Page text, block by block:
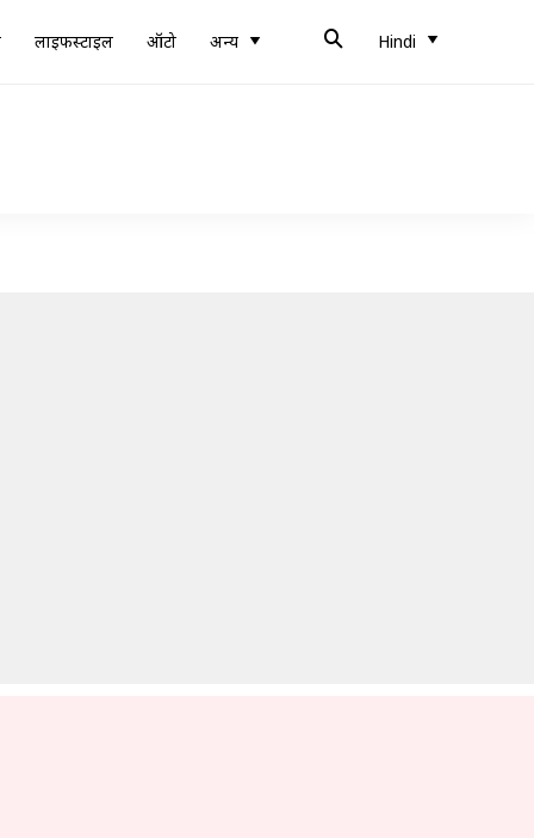
लाइफस्टाइल ऑटो अन्य Hindi